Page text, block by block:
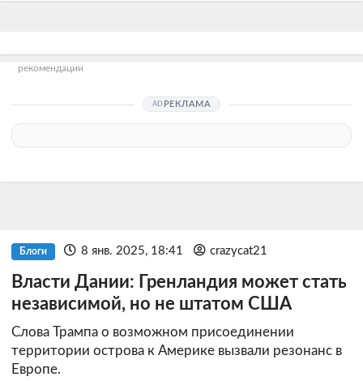
рекомендации
РЕКЛАМА
Блоги 8 янв. 2025, 18:41 crazycat21
Власти Дании: Гренландия может стать
независимой, но не штатом США
Слова Трампа о возможном присоединении
территории острова к Америке вызвали резонанс в
Европе.